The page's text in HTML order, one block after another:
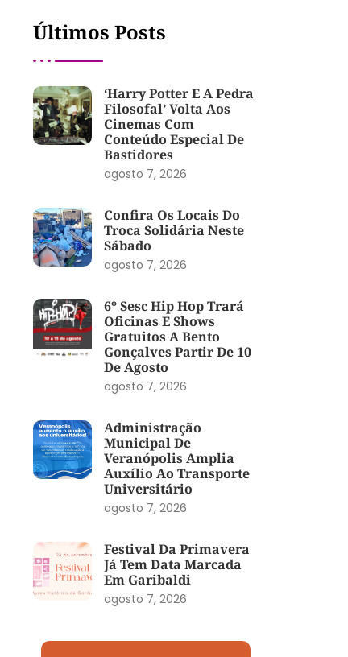
Últimos Posts
‘Harry Potter E A Pedra
Filosofal’ Volta Aos
Cinemas Com
Conteúdo Especial De
Bastidores
agosto 7, 2026
Confira Os Locais Do
Troca Solidária Neste
Sábado
agosto 7, 2026
6º Sesc Hip Hop Trará
Oficinas E Shows
Gratuitos A Bento
Gonçalves Partir De 10
De Agosto
agosto 7, 2026
Administração
Municipal De
Veranópolis Amplia
Auxílio Ao Transporte
Universitário
agosto 7, 2026
Festival Da Primavera
Já Tem Data Marcada
Em Garibaldi
agosto 7, 2026